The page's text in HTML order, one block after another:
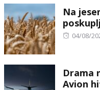
Na
Posted
04/08/
Drama
Avion